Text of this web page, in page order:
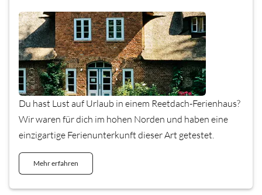
Du hast Lust auf Urlaub in einem Reetdach-Ferienhaus?
Wir waren für dich im hohen Norden und haben eine
einzigartige Ferienunterkunft dieser Art getestet.
Mehr erfahren